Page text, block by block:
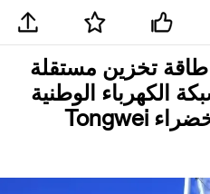
تخزين مستقلة
الكهرباء الوطنية
الشاملة للطاقة الخضراء Tongwei